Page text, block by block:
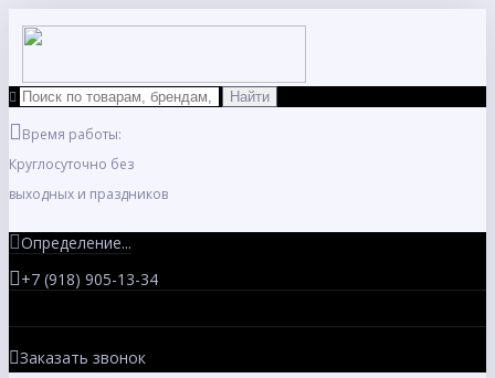
Время работы:
Круглосуточно без
выходных и праздников
Определение...
+7 (918) 905-13-34
Заказать звонок